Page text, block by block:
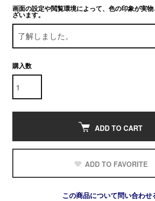
画面の設定や閲覧環境によって、色の印象が実
ざいます。
購入数
ADD TO CART
ADD TO FAVORITE
この商品について問い合わせ